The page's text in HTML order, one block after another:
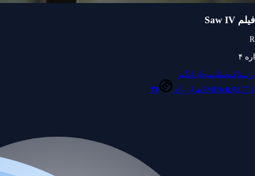
فیلم Saw IV
R
اره ۴
ترسناکمعماییهیجان‌انگیز
IMDb ۵٫۹177.6 هزار رأی ۳۶